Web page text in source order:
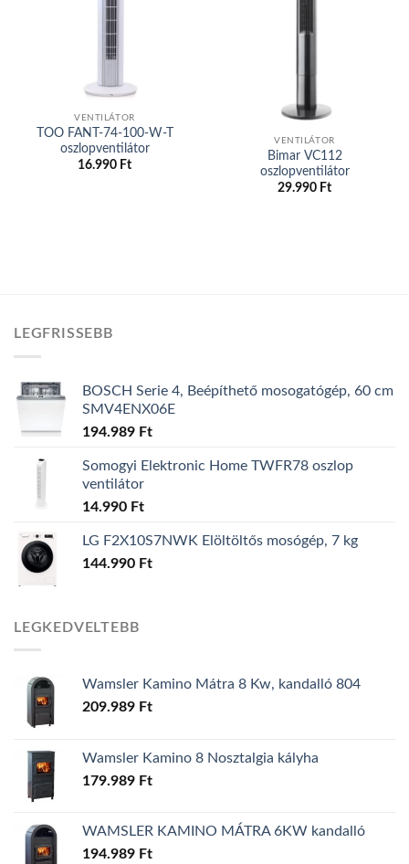
VENTILÁTOR
TOO FANT-74-100-W-T
oszlopventilátor
16.990 Ft
VENTILÁTOR
Bimar VC112
oszlopventilátor
29.990 Ft
LEGFRISSEBB
BOSCH Serie 4, Beépíthető mosogatógép, 60 cm
SMV4ENX06E
194.989 Ft
Somogyi Elektronic Home TWFR78 oszlop
ventilátor
14.990 Ft
LG F2X10S7NWK Elöltöltős mosógép, 7 kg
144.990 Ft
LEGKEDVELTEBB
Wamsler Kamino Mátra 8 Kw, kandalló 804
209.989 Ft
Wamsler Kamino 8 Nosztalgia kályha
179.989 Ft
WAMSLER KAMINO MÁTRA 6KW kandalló
194.989 Ft